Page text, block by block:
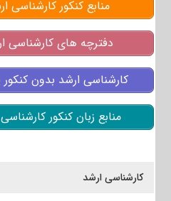
منابع کنکور کارشناسی
دفترچه های کارشناسی
کارشناسی ارشد بدون
منابع زبان کنکور
کارشناسی ارشد